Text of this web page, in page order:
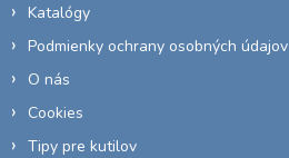
Katalógy
Podmienky ochrany osobných údajov
O nás
Cookies
Tipy pre kutilov